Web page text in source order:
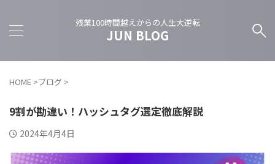
残業100時間越えからの人生大逆転
JUN BLOG
HOME >ブログ >
9割が勘違い！ハッシュタグ選定徹底解説
2024年4月4日